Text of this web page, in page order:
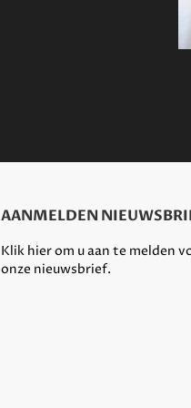
AANMELDEN
Klik hier om u aan te melden
onze nieuwsbrief.